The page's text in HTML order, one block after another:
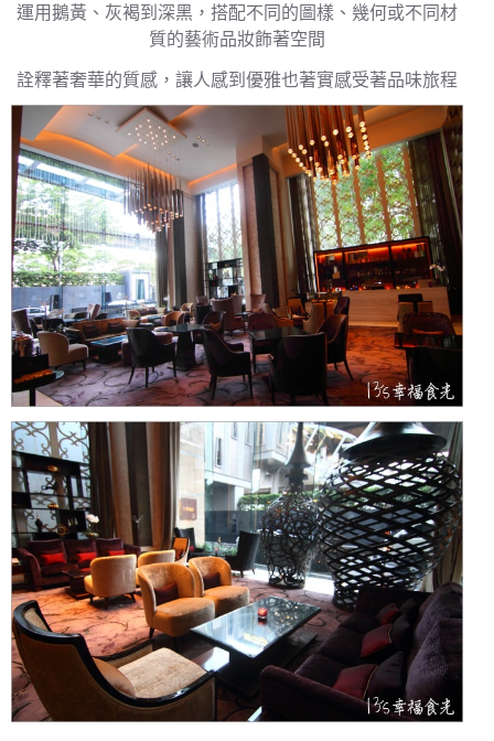
運用鵝黃、灰褐到深黑，搭配不同的圖樣、幾何或不同材
質的藝術品妝飾著空間
詮釋著奢華的質感，讓人感到優雅也著實感受著品味旅程